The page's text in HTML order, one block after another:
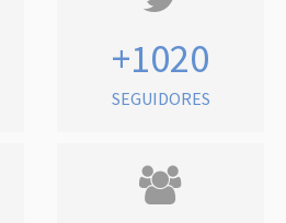
+1020
SEGUIDORES